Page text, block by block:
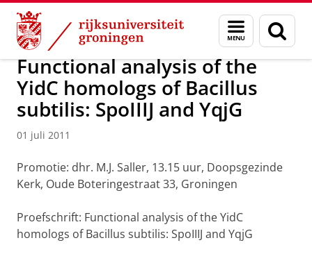
Skip
Content
Skip
Navigation
Menu
en
zoeken
Over ons Actueel Nieuws Nieuwsberichten
Functional analysis of the
YidC homologs of Bacillus
subtilis: SpoIIIJ and YqjG
01 juli 2011
Promotie: dhr. M.J. Saller, 13.15 uur, Doopsgezinde
Kerk, Oude Boteringestraat 33, Groningen
Proefschrift: Functional analysis of the YidC
homologs of Bacillus subtilis: SpoIIIJ and YqjG